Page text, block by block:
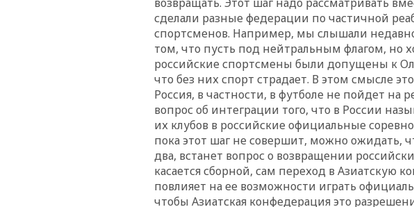
сделали разные федерации по частичной
спортсменов. Например, мы слышали
том, что пусть под нейтральным флагом, но
российские спортсмены были допущены к
что без них спорт страдает. В этом смысле
Россия, в частности, в футболе не пойдет на
вопрос об интеграции того, что в России
их клубов в российские официальные
пока этот шаг не совершит, можно ожидать,
два, встанет вопрос о возвращении
касается сборной, сам переход в Азиатскую
повлияет на ее возможности играть
чтобы Азиатская конфедерация это